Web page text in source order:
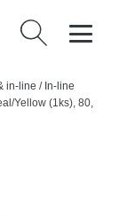
Vyhledávání
in-line / In-line
Yellow (1ks), 80,